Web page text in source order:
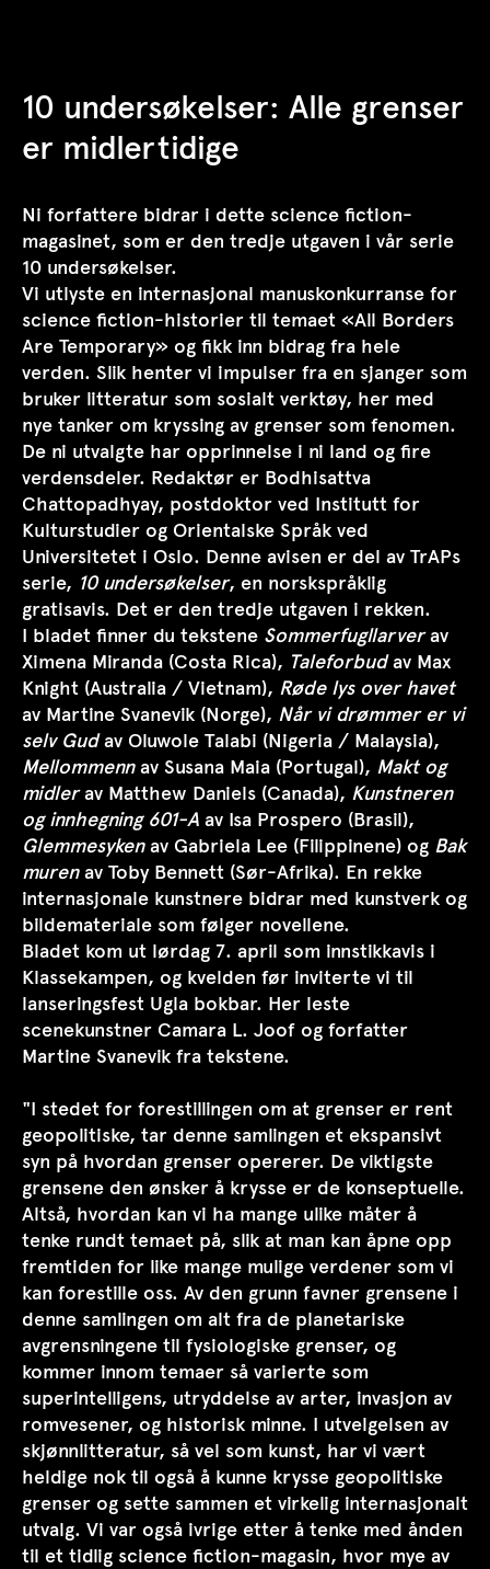
10 undersøkelser: Alle grenser
er midlertidige
Ni forfattere bidrar i dette science fiction-
magasinet, som er den tredje utgaven i vår serie
10 undersøkelser.
Vi utlyste en internasjonal manuskonkurranse for
science fiction-historier til temaet «All Borders
Are Temporary» og fikk inn bidrag fra hele
verden. Slik henter vi impulser fra en sjanger som
bruker litteratur som sosialt verktøy, her med
nye tanker om kryssing av grenser som fenomen.
De ni utvalgte har opprinnelse i ni land og fire
verdensdeler. Redaktør er Bodhisattva
Chattopadhyay, postdoktor ved Institutt for
Kulturstudier og Orientalske Språk ved
Universitetet i Oslo. Denne avisen er del av TrAPs
serie, 10 undersøkelser, en norskspråklig
gratisavis. Det er den tredje utgaven i rekken.
I bladet finner du tekstene Sommerfugllarverav
Ximena Miranda (Costa Rica), Taleforbudav Max
Knight (Australia / Vietnam), Røde lys over havet
av Martine Svanevik (Norge), Når vi drømmer er vi
selv Gudav Oluwole Talabi (Nigeria / Malaysia),
Mellommennav Susana Maia (Portugal), Makt og
midlerav Matthew Daniels (Canada), Kunstneren
og innhegning 601-A av Isa Prospero (Brasil),
Glemmesykenav Gabriela Lee (Filippinene) og Bak
murenav Toby Bennett (Sør-Afrika). En rekke
internasjonale kunstnere bidrar med kunstverk og
bildemateriale som følger novellene.
Bladet kom ut lørdag 7. april som innstikkavis i
Klassekampen, og kvelden før inviterte vi til
lanseringsfest Ugla bokbar. Her leste
scenekunstner Camara L. Joof og forfatter
Martine Svanevik fra tekstene.
"I stedet for forestillingen om at grenser er rent
geopolitiske, tar denne samlingen et ekspansivt
syn på hvordan grenser opererer. De viktigste
grensene den ønsker å krysse er de konseptuelle.
Altså, hvordan kan vi ha mange ulike måter å
tenke rundt temaet på, slik at man kan åpne opp
fremtiden for like mange mulige verdener som vi
kan forestille oss. Av den grunn favner grensene i
denne samlingen om alt fra de planetariske
avgrensningene til fysiologiske grenser, og
kommer innom temaer så varierte som
superintelligens, utryddelse av arter, invasjon av
romvesener, og historisk minne. I utvelgelsen av
skjønnlitteratur, så vel som kunst, har vi vært
heldige nok til også å kunne krysse geopolitiske
grenser og sette sammen et virkelig internasjonalt
utvalg. Vi var også ivrige etter å tenke med ånden
til et tidlig science fiction-magasin, hvor mye av